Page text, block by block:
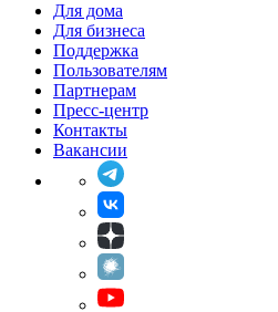
Для дома
Для бизнеса
Поддержка
Пользователям
Партнерам
Пресс-центр
Контакты
Вакансии